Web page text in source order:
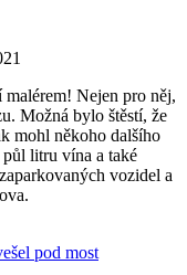
Nejen pro něj,
Možná bylo štěstí, že
mohl někoho dalšího
litru vína a také
vozidel a